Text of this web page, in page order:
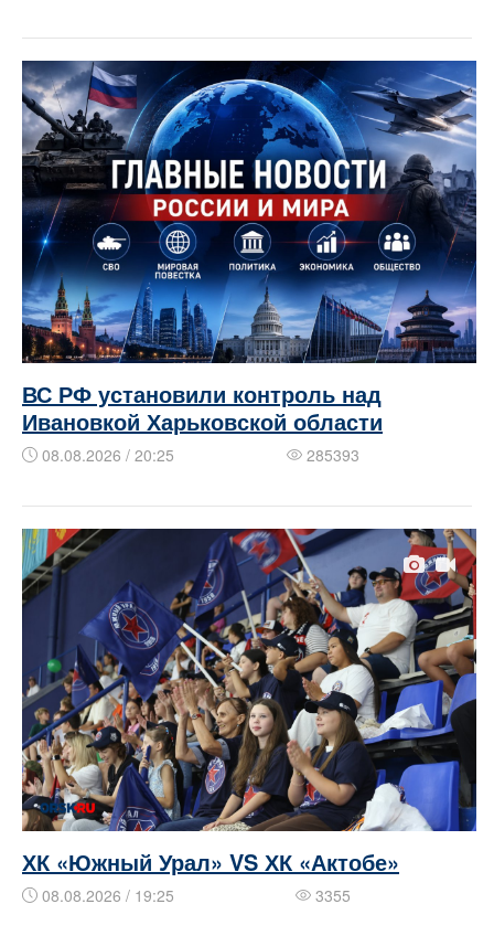
ВС РФ установили контроль над
Ивановкой Харьковской области
08.08.2026 / 20:25 285393
ХК «Южный Урал» VS ХК «Актобе»
08.08.2026 / 19:25 3355